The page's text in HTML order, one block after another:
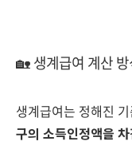
🏡 생계급여 계산 방
생계급여는 정해진
구의 소득인정액을